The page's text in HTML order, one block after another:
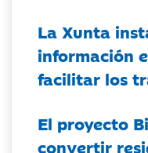
La Xunta
información
facilitar los
El proyecto
convertir